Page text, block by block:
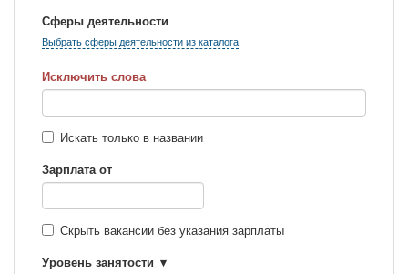
Сферы деятельности
Выбрать сферы деятельности из каталога
Исключить слова
Искать только в названии
Зарплата от
Скрыть вакансии без указания зарплаты
Уровень занятости